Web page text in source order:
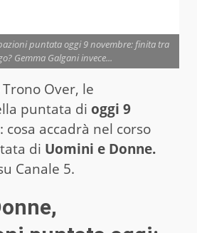
puntata oggi 9 novembre: finita tra
Gemma Galgani invece...
Over, le
puntata di oggi 9
: cosa accadrà nel corso
di Uomini e Donne.
Canale 5.